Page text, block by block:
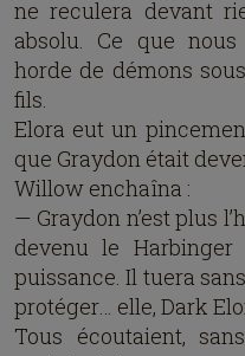
ne reculera devant
absolu. Ce que
horde de démons
fils.
Elora eut un
que Graydon était
Willow enchaîna :
— Graydon n’est plus
devenu le
puissance. Il tuera
protéger… elle, Dark
Tous écoutaient,